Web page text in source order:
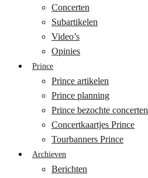
Concerten
Subartikelen
Video’s
Opinies
Prince
Prince artikelen
Prince planning
Prince bezochte concerten
Concertkaartjes Prince
Tourbanners Prince
Archieven
Berichten